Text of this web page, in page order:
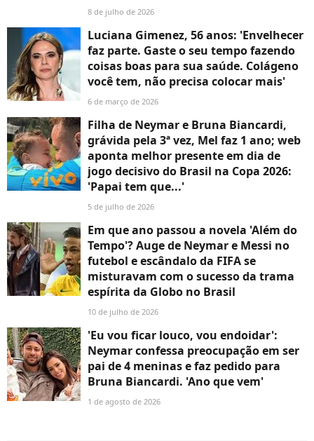
8 de julho de 2026
Luciana Gimenez, 56 anos: 'Envelhecer
faz parte. Gaste o seu tempo fazendo
coisas boas para sua saúde. Colágeno
você tem, não precisa colocar mais'
6 de março de 2026
Filha de Neymar e Bruna Biancardi,
grávida pela 3ª vez, Mel faz 1 ano; web
aponta melhor presente em dia de
jogo decisivo do Brasil na Copa 2026:
'Papai tem que...'
5 de julho de 2026
Em que ano passou a novela 'Além do
Tempo'? Auge de Neymar e Messi no
futebol e escândalo da FIFA se
misturavam com o sucesso da trama
espírita da Globo no Brasil
10 de julho de 2026
'Eu vou ficar louco, vou endoidar':
Neymar confessa preocupação em ser
pai de 4 meninas e faz pedido para
Bruna Biancardi. 'Ano que vem'
1 de agosto de 2026